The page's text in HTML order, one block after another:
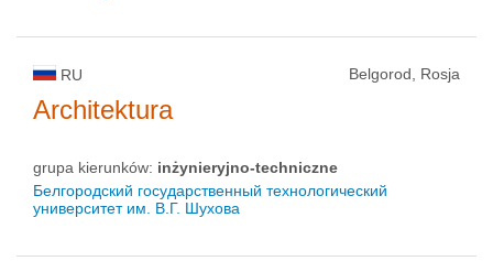
RU Belgorod, Rosja
Architektura
grupa kierunków: inżynieryjno-techniczne
Белгородский государственный технологический
университет им. В.Г. Шухова